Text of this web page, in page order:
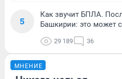
5
Как звучит БПЛА.
Башкирии: это может
29 189 36
МНЕНИЕ